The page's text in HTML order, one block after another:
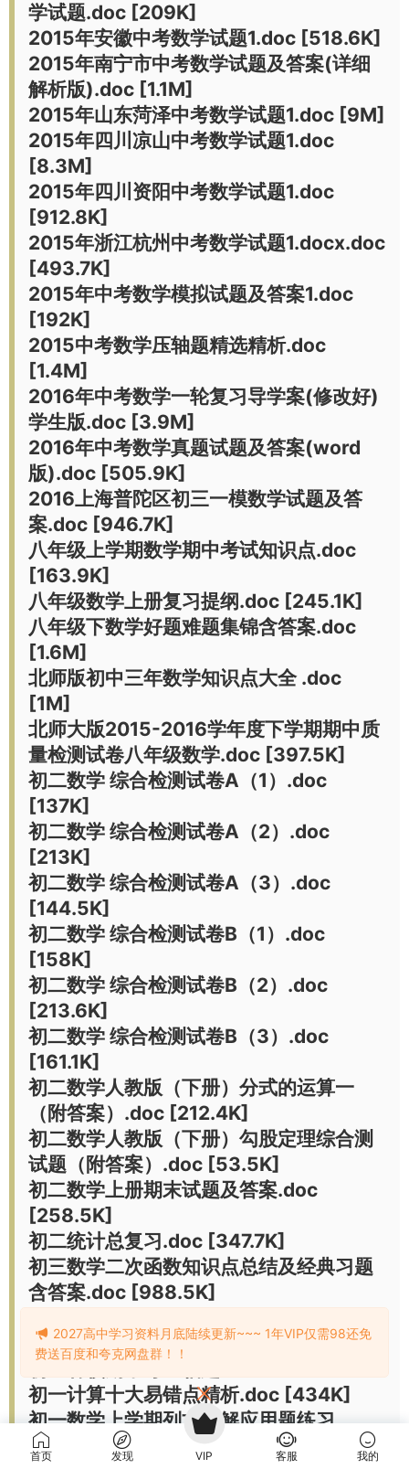
学试题.doc [209K]
2015年安徽中考数学试题1.doc [518.6K]
2015年南宁市中考数学试题及答案(详细
解析版).doc [1.1M]
2015年山东菏泽中考数学试题1.doc [9M]
2015年四川凉山中考数学试题1.doc
[8.3M]
2015年四川资阳中考数学试题1.doc
[912.8K]
2015年浙江杭州中考数学试题1.docx.doc
[493.7K]
2015年中考数学模拟试题及答案1.doc
[192K]
2015中考数学压轴题精选精析.doc
[1.4M]
2016年中考数学一轮复习导学案(修改好)
学生版.doc [3.9M]
2016年中考数学真题试题及答案(word
版).doc [505.9K]
2016上海普陀区初三一模数学试题及答
案.doc [946.7K]
八年级上学期数学期中考试知识点.doc
[163.9K]
八年级数学上册复习提纲.doc [245.1K]
八年级下数学好题难题集锦含答案.doc
[1.6M]
北师版初中三年数学知识点大全 .doc
[1M]
北师大版2015-2016学年度下学期期中质
量检测试卷八年级数学.doc [397.5K]
初二数学 综合检测试卷A（1）.doc
[137K]
初二数学 综合检测试卷A（2）.doc
[213K]
初二数学 综合检测试卷A（3）.doc
[144.5K]
初二数学 综合检测试卷B（1）.doc
[158K]
初二数学 综合检测试卷B（2）.doc
[213.6K]
初二数学 综合检测试卷B（3）.doc
[161.1K]
初二数学人教版（下册）分式的运算一
（附答案）.doc [212.4K]
初二数学人教版（下册）勾股定理综合测
试题（附答案）.doc [53.5K]
初二数学上册期末试题及答案.doc
[258.5K]
初二统计总复习.doc [347.7K]
初三数学二次函数知识点总结及经典习题
含答案.doc [988.5K]
初一代数易错练习(1).doc [1M]
初一计算十大易错点精析.doc [434K]
初一数学上学期列方程解应用题练习
题.doc [123.5K]
首页 发现 VIP 客服 我的
2027高中学习资料月底陆续更新~~~ 1年VIP仅需98还免
费送百度和夸克网盘群！！